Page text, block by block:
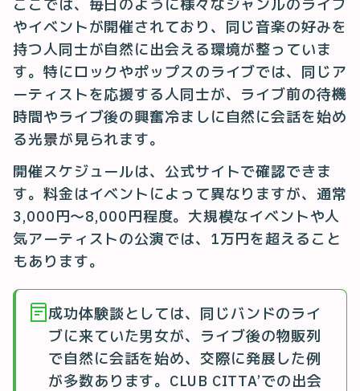
ここでは、毎日のように様々なジャンルのライブ
やイベントが開催されており、同じ音楽の好みを
持つ人同士が自然に出会える環境が整っていま
す。特にロックやポップスのライブでは、同じア
ーティストを応援する人同士が、ライブ前の待機
時間やライブ後の興奮冷ましに自然に会話を始め
る光景が見られます。
開催スケジュールは、公式サイトで確認できま
す。料金はイベントによって異なりますが、通常
3,000円〜8,000円程度。大規模なイベントや人
気アーティストの公演では、1万円を超えること
もあります。
成功体験談としては、同じバンドのライ
ブに来ていた男女が、ライブ後の物販列
で自然に会話を始め、交際に発展した例
が多数あります。CLUB CITTA’での出会